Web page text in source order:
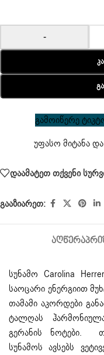
-
გამოიწერე
უფასო მიტანა
დაამატეთ თქვენი
გააზიარეთ:
ᲐᲦᲬᲔᲠᲐ
სუნამო Carolina
საოცარი ენერგიით
თამამი აკორდები
ტალღას
გერანის ნოტები.
სუნამოს ავსებს